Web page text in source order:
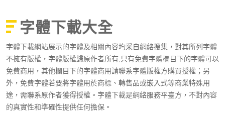
字體下載大全
字體下載網站展示的字體及相關內容均采自網絡搜集，對其所列字體
不擁有版權，字體版權歸原作者所有;只有免費字體欄目下的字體可以
免費商用，其他欄目下的字體商用請聯系字體版權方購買授權；另
外，免費字體若要將字體用於商標、轉售品或嵌入式等商業特殊用
途，需聯系原作者獲得授權。字體下載是網絡服務平臺方，不對內容
的真實性和準確性提供任何擔保。